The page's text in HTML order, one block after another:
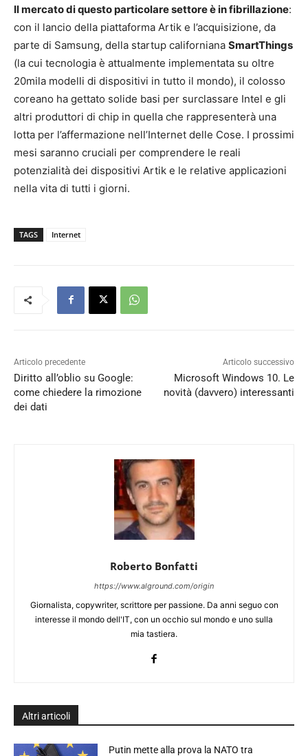
Il mercato di questo particolare settore è in fibrillazione:
con il lancio della piattaforma Artik e l’acquisizione, da
parte di Samsung, della startup californiana SmartThings
(la cui tecnologia è attualmente implementata su oltre
20mila modelli di dispositivi in tutto il mondo), il colosso
coreano ha gettato solide basi per surclassare Intel e gli
altri produttori di chip in quella che rappresenterà una
lotta per l’affermazione nell’Internet delle Cose. I prossimi
mesi saranno cruciali per comprendere le reali
potenzialità dei dispositivi Artik e le relative applicazioni
nella vita di tutti i giorni.
TAGS Internet
Articolo precedente
Diritto all’oblio su Google:
come chiedere la rimozione
dei dati
Articolo successivo
Microsoft Windows 10. Le
novità (davvero) interessanti
Roberto Bonfatti
https://www.alground.com/origin
Giornalista, copywriter, scrittore per passione. Da anni seguo con
interesse il mondo dell'IT, con un occhio sul mondo e uno sulla
mia tastiera.
Altri articoli
Putin mette alla prova la NATO tra